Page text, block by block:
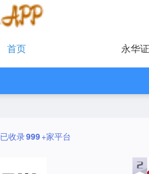
首页 永华
已收录999+家平台